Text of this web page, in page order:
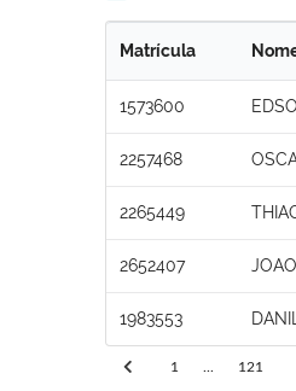
Matrícula
1573600
2257468
2265449
2652407
1983553
1 121